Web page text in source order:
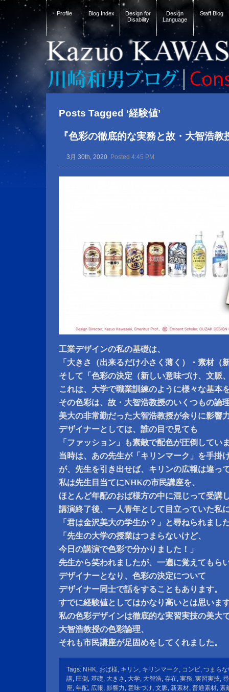
Profile Blog Index
Design for
Disability
Design
Language
Staff Blog
Posts Tagged ‘経験値’
『色彩の徹底的な実務と故・大智浩教
3月 30th, 2020 Posted 4:45 PM
工業デザインの私の基礎は、
「大きさ（出来るだけ小さく薄く）・素材（
そして「色彩の決定（新しい意味づけ、文脈
これは、大学で職業訓練のように様々な基本
その色彩は、故・大智浩教授のいくつもの論
美大の非常勤だった大智浩教授が余りに影響
デザイナーとしては、誰の目で見ても
「ファッション」も素敵で配色が圧倒してい
当時は、あの先生が「キリンマーク」を手掛
が、先生を引き出せば、キリンの広報は違っ
私は先生目当てにNHKの市民講座を、
ほとんど年配のおば様方の中に混じって受講
講演終了後、一人青年として目立っていた私
「君は金沢美大の学生か？」と尋ねられまし
「先生の大学の授業はつまらないけど、
今日の講演で色彩で分かりました！」
先生から笑われましたが、一遍に覚えてもら
デザイナーとなり、色彩の決定について
デザイナー同士で話をすることもあります。
すでに経験値としてはかなり高いとは思いま
私の色彩デザインは徹底的な実習実技の美大
大智浩教授の色彩論理、
それも市民講座が足固めをしてくれました。
Tags: NHK, おば様, キリン, キリンマーク , コンビ, つまら
講, 圧倒 , 基礎, 大きさ , 大学, 大智浩, 存在, 実務, 実習実技,
座, 年配, 広報, 影響力, 意味づけ, 文脈, 新素材, 普通素材, 素